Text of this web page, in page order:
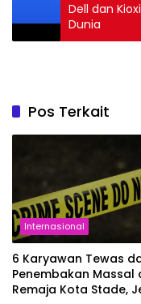
Dell dan
Dunia
Pos Terkait
Internasional
6 Karyawan Tewas
Penembakan Massal
Remaja Kota Stade,